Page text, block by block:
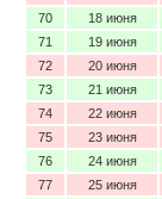
70
18 июня
71
19 июня
72
20 июня
73
21 июня
74
22 июня
75
23 июня
76
24 июня
77
25 июня